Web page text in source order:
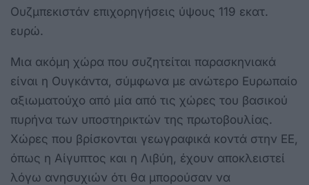
Ουζμπεκιστάν επιχορηγήσεις ύψους 119 εκατ.
ευρώ.
Μια ακόμη χώρα που συζητείται παρασκηνιακά
είναι η Ουγκάντα, σύμφωνα με ανώτερο Ευρωπαίο
αξιωματούχο από μία από τις χώρες του βασικού
πυρήνα των υποστηρικτών της πρωτοβουλίας.
Χώρες που βρίσκονται γεωγραφικά κοντά στην ΕΕ,
όπως η Αίγυπτος και η Λιβύη, έχουν αποκλειστεί
λόγω ανησυχιών ότι θα μπορούσαν να